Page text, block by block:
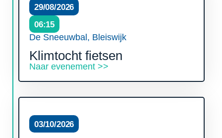
29/08/2026
06:15
De Sneeuwbal, Bleiswijk
Klimtocht fietsen
Naar evenement >>
03/10/2026